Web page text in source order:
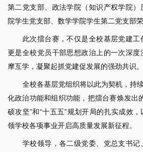
第二党支部、政法学院（知识产权学院
院学生党支部、数学学院学生第二党支部荣
此次擂台赛，不仅是全校基层党建工
更是全校党员干部思想政治上的一次深
摩互学，凝聚起抓党建促发展的强劲共识。
全校各基层党组织将以此为契机，持
化政治功能和组织功能，把擂台赛焕发出
硕攻坚”和“十五五”规划开局的扎实成效，
领学校各项事业开启高质量发展新征程。
学校领导，各二级党委、党总支书